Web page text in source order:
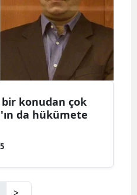
bir konudan çok
da hükümete